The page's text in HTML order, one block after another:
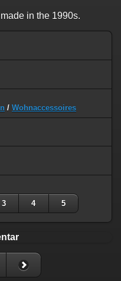
in the 1990s.
/ Wohnaccessoires
3 4 5